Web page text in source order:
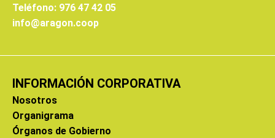
Teléfono: 976 47 42 05
info@aragon.coop
INFORMACIÓN CORPORATIVA
Nosotros
Organigrama
Órganos de Gobierno